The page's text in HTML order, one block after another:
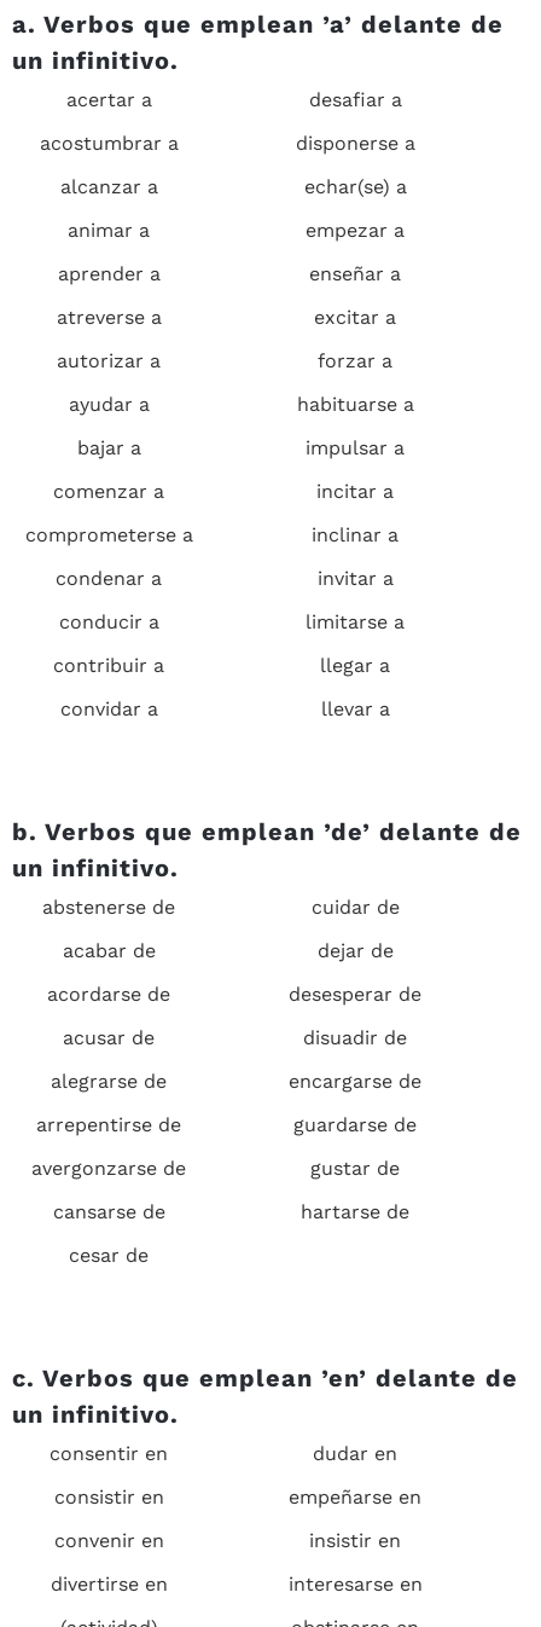
a. Verbos que emplean ’a’ delante de
un infinitivo.
acertar a
desafiar a
acostumbrar a
disponerse a
alcanzar a
echar(se) a
animar a
empezar a
aprender a
enseñar a
atreverse a
excitar a
autorizar a
forzar a
ayudar a
habituarse a
bajar a
impulsar a
comenzar a
incitar a
comprometerse a
inclinar a
condenar a
invitar a
conducir a
limitarse a
contribuir a
llegar a
convidar a
llevar a
b. Verbos que emplean ’de’ delante de
un infinitivo.
abstenerse de
cuidar de
acabar de
dejar de
acordarse de
desesperar de
acusar de
disuadir de
alegrarse de
encargarse de
arrepentirse de
guardarse de
avergonzarse de
gustar de
cansarse de
hartarse de
cesar de
c. Verbos que emplean ’en’ delante de
un infinitivo.
consentir en
dudar en
consistir en
empeñarse en
convenir en
insistir en
divertirse en
interesarse en